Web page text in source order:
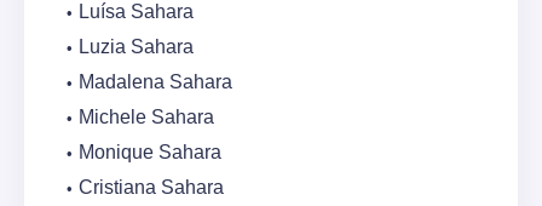
Luísa Sahara
Luzia Sahara
Madalena Sahara
Michele Sahara
Monique Sahara
Cristiana Sahara